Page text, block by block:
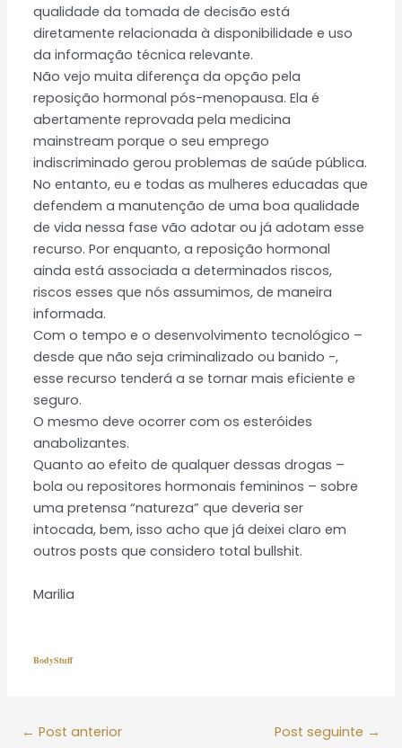
qualidade da tomada de decisão está
diretamente relacionada à disponibilidade e uso
da informação técnica relevante.
Não vejo muita diferença da opção pela
reposição hormonal pós-menopausa. Ela é
abertamente reprovada pela medicina
mainstream porque o seu emprego
indiscriminado gerou problemas de saúde pública.
No entanto, eu e todas as mulheres educadas que
defendem a manutenção de uma boa qualidade
de vida nessa fase vão adotar ou já adotam esse
recurso. Por enquanto, a reposição hormonal
ainda está associada a determinados riscos,
riscos esses que nós assumimos, de maneira
informada.
Com o tempo e o desenvolvimento tecnológico –
desde que não seja criminalizado ou banido -,
esse recurso tenderá a se tornar mais eficiente e
seguro.
O mesmo deve ocorrer com os esteróides
anabolizantes.
Quanto ao efeito de qualquer dessas drogas –
bola ou repositores hormonais femininos – sobre
uma pretensa “natureza” que deveria ser
intocada, bem, isso acho que já deixei claro em
outros posts que considero total bullshit.
Marilia
BodyStuff
← Post anterior Post seguinte →